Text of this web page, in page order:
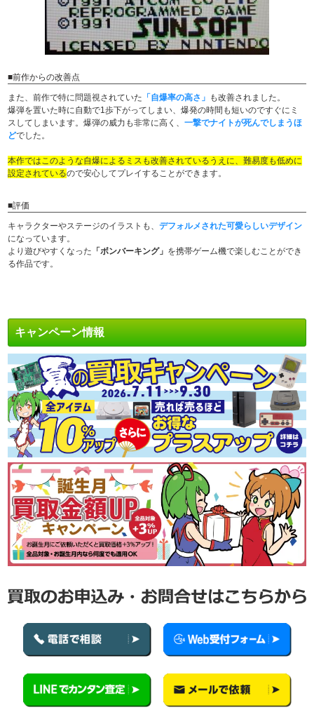
■前作からの改善点
また、前作で特に問題視されていた 「自爆率の高さ」 も改善されました。
爆弾を置いた時に自動で1歩下がってしまい、爆発の時間も短いのですぐにミ
スしてしまいます。爆弾の威力も非常に高く、一撃でナイトが死んでしまうほ
どでした。
本作ではこのような自爆によるミスも改善されているうえに、難易度も低めに
設定されているので安心してプレイすることができます。
■評価
キャラクターやステージのイラストも、デフォルメされた可愛らしいデザイン
になっています。
より遊びやすくなった 「ボンバーキング」 を携帯ゲーム機で楽しむことができ
る作品です。
キャンペーン情報